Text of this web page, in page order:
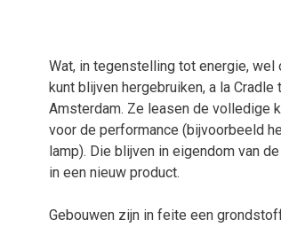
Wat, in tegenstelling tot energie,
kunt blijven hergebruiken, a la
Amsterdam. Ze leasen de volledige
voor de performance (bijvoorbeeld
lamp). Die blijven in eigendom van
in een nieuw product.
Gebouwen zijn in feite een